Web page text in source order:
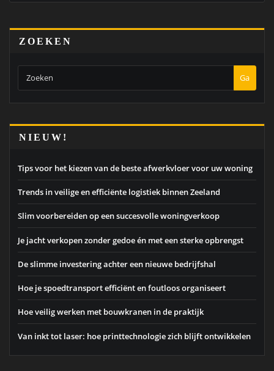
ZOEKEN
Ga
NIEUW!
Tips voor het kiezen van de beste afwerkvloer voor uw woning
Trends in veilige en efficiënte logistiek binnen Zeeland
Slim voorbereiden op een succesvolle woningverkoop
Je jacht verkopen zonder gedoe én met een sterke opbrengst
De slimme investering achter een nieuwe bedrijfshal
Hoe je spoedtransport efficiënt en foutloos organiseert
Hoe veilig werken met bouwkranen in de praktijk
Van inkt tot laser: hoe printtechnologie zich blijft ontwikkelen